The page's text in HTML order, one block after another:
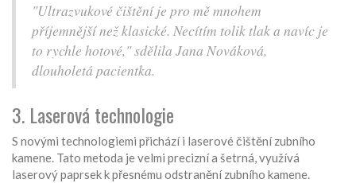
"Ultrazvukové čištění je pro mě mnohem
příjemnější než klasické. Necítím tolik tlak a navíc je
to rychle hotové," sdělila Jana Nováková,
dlouholetá pacientka.
3. Laserová technologie
S novými technologiemi přichází i laserové čištění zubního
kamene. Tato metoda je velmi precizní a šetrná, využívá
laserový paprsek k přesnému odstranění zubního kamene.